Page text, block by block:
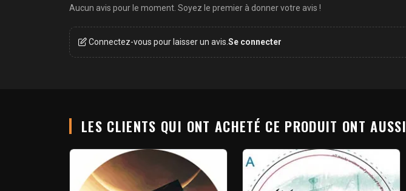
Aucun avis pour le moment. Soyez le premier à donner votre avis !
Connectez-vous pour laisser un avis.Se connecter
LES CLIENTS QUI ONT ACHETÉ CE PRODUIT ONT AUSSI